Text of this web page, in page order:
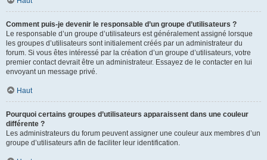
Comment puis-je devenir le responsable d’un groupe d’utilisateurs ?
Le responsable d’un groupe d’utilisateurs est généralement assigné lorsque
les groupes d’utilisateurs sont initialement créés par un administrateur du
forum. Si vous êtes intéressé par la création d’un groupe d’utilisateurs, votre
premier contact devrait être un administrateur. Essayez de le contacter en lui
envoyant un message privé.
Haut
Pourquoi certains groupes d’utilisateurs apparaissent dans une couleur
différente ?
Les administrateurs du forum peuvent assigner une couleur aux membres d’un
groupe d’utilisateurs afin de faciliter leur identification.